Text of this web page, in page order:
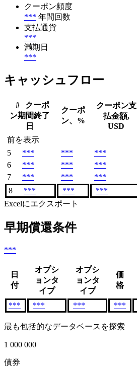
クーポン頻度
*** 年間回数
支払通貨
***
満期日
***
キャッシュフロー
#
クーポ
ン期間終了
日
クーポ
ン、%
クーポン支
払金額,
USD
前を表示
5
*** *** ***
6
*** *** ***
7
*** *** ***
8
*** *** ***
Excelにエクスポート
早期償還条件
***
日
付
オプシ
ョンタ
イプ
オプシ
ョンタ
イプ
価
格
***
*** *** ***
最も包括的なデータベースを探索
1 000 000
債券